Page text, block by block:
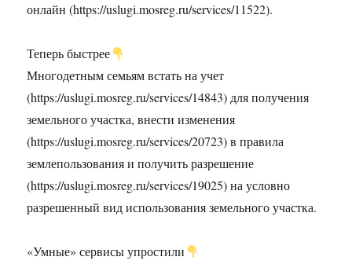
онлайн (https://uslugi.mosreg.ru/services/11522).
Теперь быстрее
Многодетным семьям встать на учет
(https://uslugi.mosreg.ru/services/14843) для получения
земельного участка, внести изменения
(https://uslugi.mosreg.ru/services/20723) в правила
землепользования и получить разрешение
(https://uslugi.mosreg.ru/services/19025) на условно
разрешенный вид использования земельного участка.
«Умные» сервисы упростили